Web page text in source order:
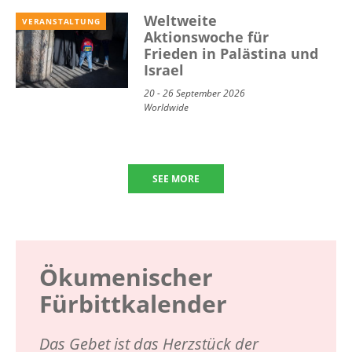
VERANSTALTUNG
Weltweite
Aktionswoche für
Frieden in Palästina und
Israel
20 - 26 September 2026
Worldwide
SEE MORE
Ökumenischer
Fürbittkalender
Das Gebet ist das Herzstück der